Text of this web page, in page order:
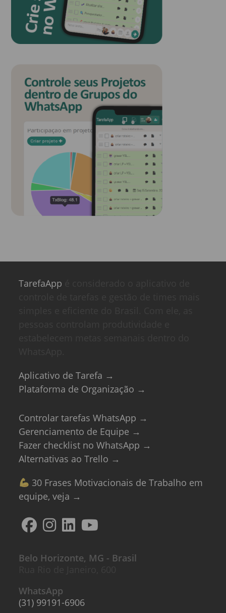
TarefaApp
Aplicativo de Tarefa →
Plataforma de Organização →
Controlar tarefas WhatsApp →
Gerenciamento de Equipe →
Fazer checklist no WhatsApp →
Alternativas ao Trello →
30 Frases Motivacionais de Trabalho em
equipe, veja →
Belo Horizonte, MG - Brasil
WhatsApp
(31) 99191-6906